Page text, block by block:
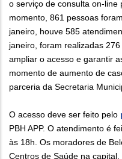
o serviço de consulta on-line
momento, 861 pessoas
janeiro, houve 585
janeiro, foram realizadas
ampliar o acesso e garantir
momento de aumento de
parceria da Secretaria
O acesso deve ser feito pelo
PBH APP. O atendimento é
às 18h. Os moradores de
Centros de Saúde na